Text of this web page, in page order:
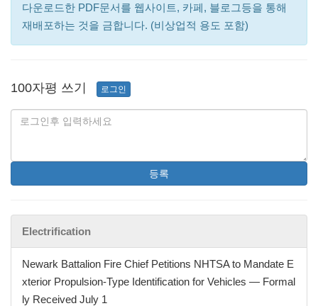
다운로드한 PDF문서를 웹사이트, 카페, 블로그등을 통해
재배포하는 것을 금합니다. (비상업적 용도 포함)
100자평 쓰기 로그인
등록
Electrification
Newark Battalion Fire Chief Petitions NHTSA to Mandate E
xterior Propulsion-Type Identification for Vehicles — Formal
ly Received July 1